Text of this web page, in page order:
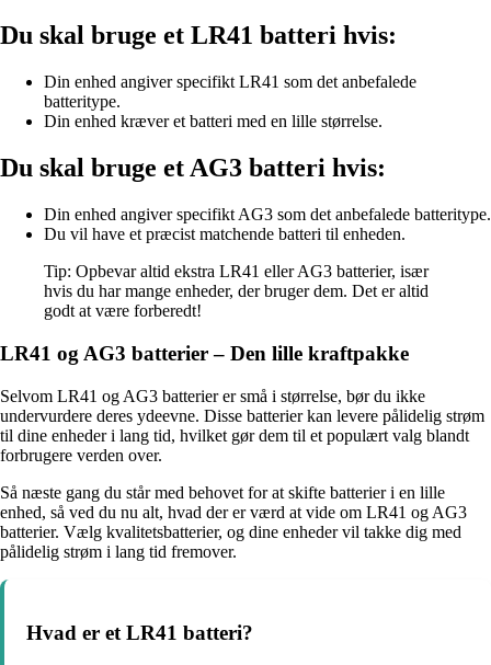
Du skal bruge et LR41 batteri hvis:
Din enhed angiver specifikt LR41 som det anbefalede
batteritype.
Din enhed kræver et batteri med en lille størrelse.
Du skal bruge et AG3 batteri hvis:
Din enhed angiver specifikt AG3 som det anbefalede batteritype.
Du vil have et præcist matchende batteri til enheden.
Tip: Opbevar altid ekstra LR41 eller AG3 batterier, især
hvis du har mange enheder, der bruger dem. Det er altid
godt at være forberedt!
LR41 og AG3 batterier – Den lille kraftpakke
Selvom LR41 og AG3 batterier er små i størrelse, bør du ikke
undervurdere deres ydeevne. Disse batterier kan levere pålidelig strøm
til dine enheder i lang tid, hvilket gør dem til et populært valg blandt
forbrugere verden over.
Så næste gang du står med behovet for at skifte batterier i en lille
enhed, så ved du nu alt, hvad der er værd at vide om LR41 og AG3
batterier. Vælg kvalitetsbatterier, og dine enheder vil takke dig med
pålidelig strøm i lang tid fremover.
Hvad er et LR41 batteri?